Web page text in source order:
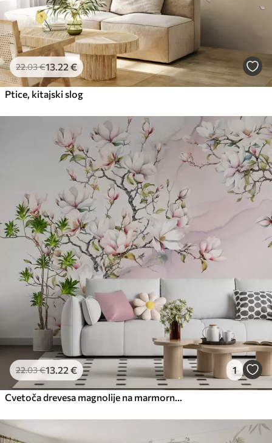
22.03€13 .22 €
Ptice, kitajski slog
22.03€13 .22 € 1